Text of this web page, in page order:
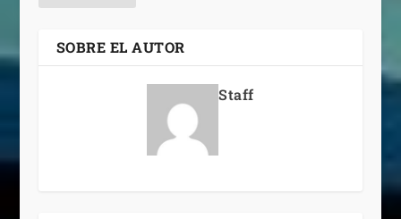
SOBRE EL AUTOR
Staff